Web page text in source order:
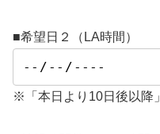
■希望日２（LA時間）
※「本日より10日後以降